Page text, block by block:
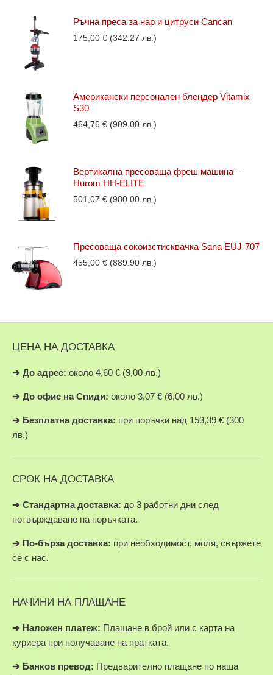
Ръчна преса за нар и цитруси Cancan
175,00 € (342.27 лв.)
Американски персонален блендер Vitamix
S30
464,76 € (909.00 лв.)
Вертикална пресоваща фреш машина –
Hurom HH-ELITE
501,07 € (980.00 лв.)
Пресоваща сокоизстисквачка Sana EUJ-707
455,00 € (889.90 лв.)
ЦЕНА НА ДОСТАВКА
➔ До адрес: около 4,60 € (9,00 лв.)
➔ До офис на Спиди: около 3,07 € (6,00 лв.)
➔ Безплатна доставка: при поръчки над 153,39 € (300
лв.)
СРОК НА ДОСТАВКА
➔ Стандартна доставка: до 3 работни дни след
потвърждаване на поръчката.
➔ По-бърза доставка: при необходимост, моля, свържете
се с нас.
НАЧИНИ НА ПЛАЩАНЕ
➔ Наложен платеж: Плащане в брой или с карта на
куриера при получаване на пратката.
➔ Банков превод: Предварително плащане по наша